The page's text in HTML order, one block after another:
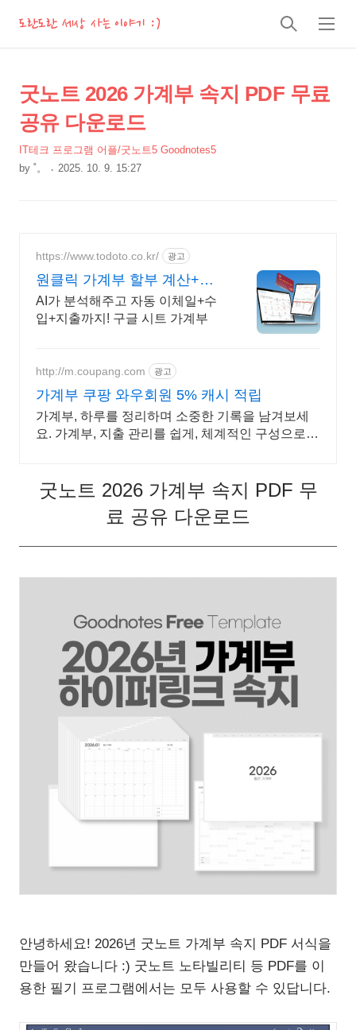
도란도란 세상 사는 이야기 :)
검
메
상
세
컨
텐
츠
본
문
제
목
굿노트 2026 가계부 속지 PDF 무료
공유 다운로드
IT테크 프로그램 어플/굿노트5 Goodnotes5
by ˚。 2025. 10. 9. 15:27
https://www.todoto.co.kr/ 광고
원클릭 가계부 할부 계산+중
요 일정 관리
AI가 분석해주고 자동 이체일+수
입+지출까지! 구글 시트 가계부
http://m.coupang.com 광고
가계부 쿠팡 와우회원 5% 캐시 적립
가계부, 하루를 정리하며 소중한 기록을 남겨보세
요. 가계부, 지출 관리를 쉽게, 체계적인 구성으로
굿노트 2026 가계부 속지 PDF 무
료 공유 다운로드
안녕하세요! 2026년 굿노트 가계부 속지 PDF 서식을
만들어 왔습니다 :) 굿노트 노타빌리티 등 PDF를 이
용한 필기 프로그램에서는 모두 사용할 수 있답니다.